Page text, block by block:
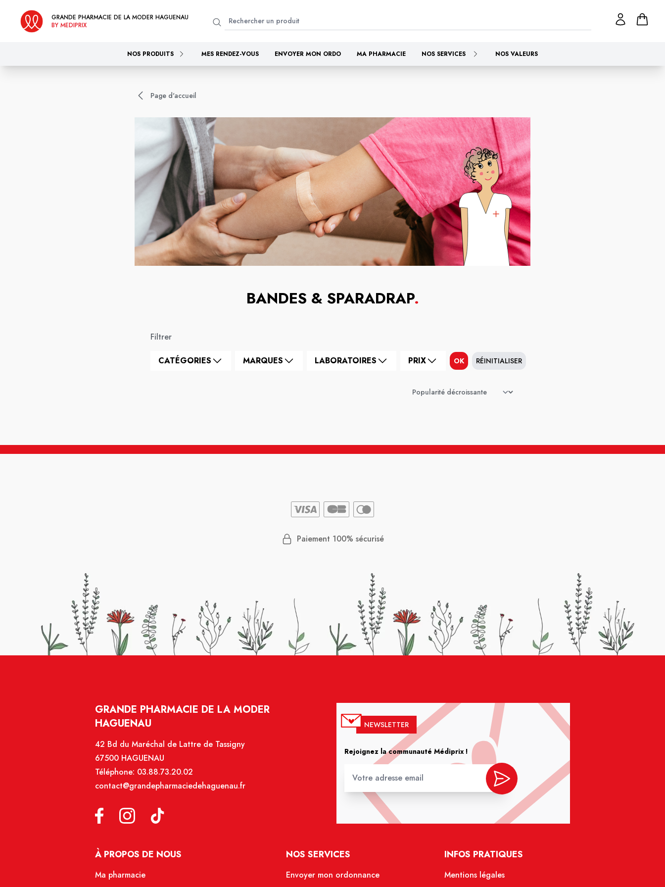
GRANDE PHARMACIE DE LA MODER HAGUENAU
BY MEDIPRIX
NOS PRODUITS MES RENDEZ-VOUS ENVOYER MON ORDO MA PHARMACIE NOS SERVICES NOS VALEURS
Page d'accueil
BANDES & SPARADRAP.
Filtrer
CATÉGORIES MARQUES LABORATOIRES PRIX OK RÉINITIALISER
Paiement 100% sécurisé
GRANDE PHARMACIE DE LA MODER
HAGUENAU
42 Bd du Maréchal de Lattre de Tassigny
67500 HAGUENAU
Téléphone: 03.88.73.20.02
contact@grandepharmaciedehaguenau.fr
NEWSLETTER
Rejoignez la communauté Médiprix !
À PROPOS DE NOUS
Ma pharmacie
NOS SERVICES
Envoyer mon ordonnance
INFOS PRATIQUES
Mentions légales